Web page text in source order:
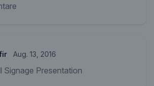
Aug. 13, 2016
Signage Presentation